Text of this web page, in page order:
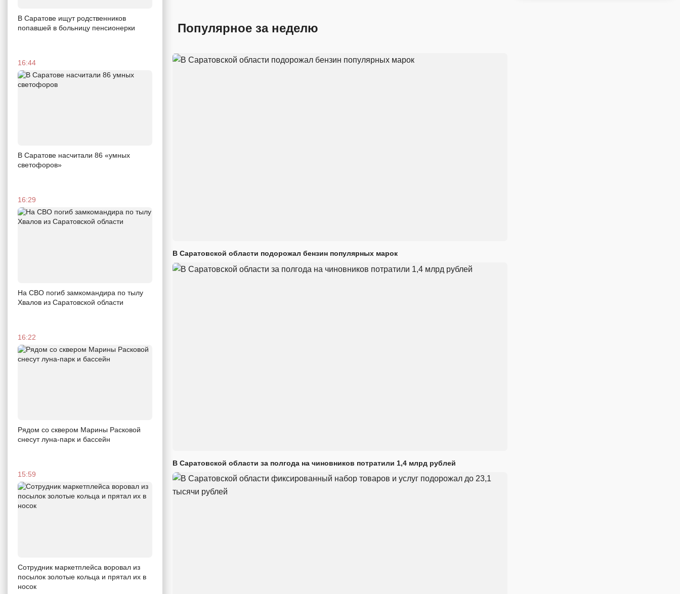
В Саратове ищут родственников
попавшей в больницу пенсионерки
16:44
В Саратове насчитали 86 «умных
светофоров»
16:29
На СВО погиб замкомандира по тылу
Хвалов из Саратовской области
16:22
Рядом со сквером Марины Расковой
снесут луна-парк и бассейн
15:59
Сотрудник маркетплейса воровал из
посылок золотые кольца и прятал их в
носок
Популярное за неделю
В Саратовской области подорожал бензин популярных марок
В Саратовской области за полгода на чиновников потратили 1,4 млрд рублей